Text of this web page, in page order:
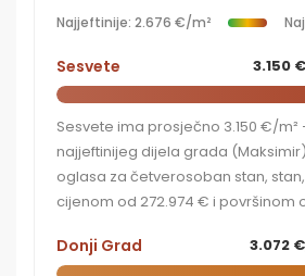
Najjeftinije: 2.676 €/m²
Sesvete 3.150
Sesvete ima prosječno 3.150 €/m²
najjeftinijeg dijela grada
oglasa za četverosoban stan,
cijenom od 272.974 € i površinom
Donji Grad 3.072